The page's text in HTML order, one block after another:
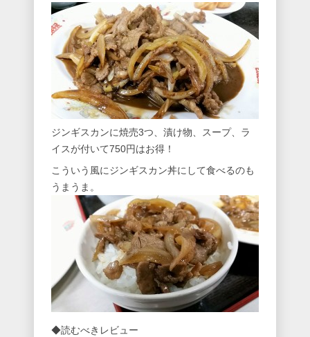
ジンギスカンに焼売3つ、漬け物、スープ、ラ
イスが付いて750円はお得！
こういう風にジンギスカン丼にして食べるのも
うまうま。
◆読むべきレビュー